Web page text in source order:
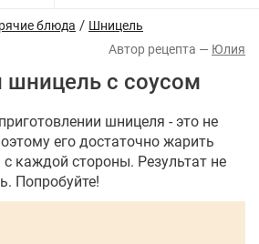
блюда / Шницель
Юлия
шницель с соусом
шницеля - это не
его достаточно жарить
каждой стороны. Результат не
Попробуйте!